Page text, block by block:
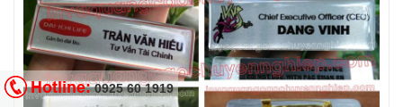
Hotline:0925 60 1919